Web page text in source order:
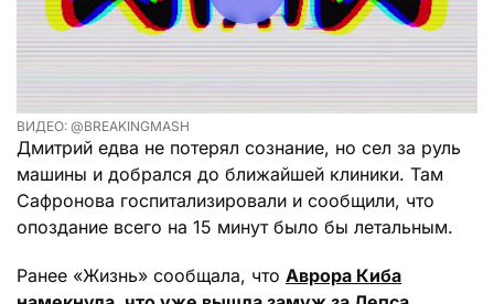
ВИДЕО: @BREAKINGMASH
Дмитрий едва не потерял сознание, но сел за руль
машины и добрался до ближайшей клиники. Там
Сафронова госпитализировали и сообщили, что
опоздание всего на 15 минут было бы летальным.
Ранее «Жизнь» сообщала, что Аврора Киба